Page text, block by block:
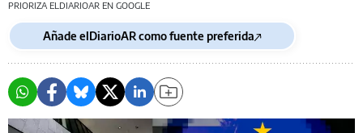
PRIORIZA ELDIARIOAR EN GOOGLE
Añade elDiarioAR como fuente preferida